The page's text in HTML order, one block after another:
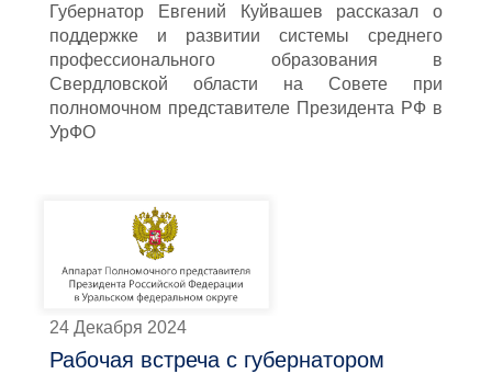
Губернатор Евгений Куйвашев рассказал о
поддержке и развитии системы среднего
профессионального образования в
Свердловской области на Совете при
полномочном представителе Президента РФ в
УрФО
24 Декабря 2024
Рабочая встреча с губернатором